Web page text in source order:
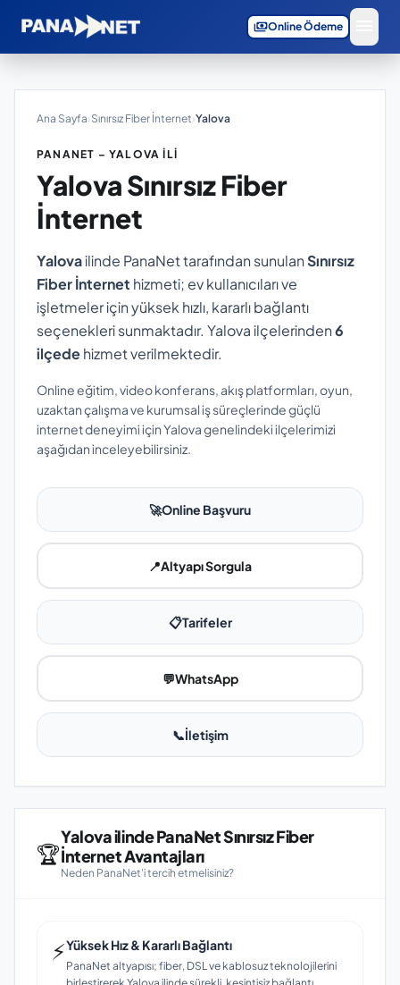
paymentsOnline Ödeme
Ana Sayfa›Sınırsız Fiber İnternet›Yalova
PANANET – YALOVA İLI
YalovaSınırsız Fiber
İnternet
Yalovailinde PanaNet tarafından sunulanSınırsız
Fiber İnternet hizmeti; ev kullanıcıları ve
işletmeler için yüksek hızlı, kararlı bağlantı
seçenekleri sunmaktadır. Yalova ilçelerinden6
ilçedehizmet verilmektedir.
Online eğitim, video konferans, akış platformları, oyun,
uzaktan çalışma ve kurumsal iş süreçlerinde güçlü
internet deneyimi için Yalova genelindeki ilçelerimizi
aşağıdan inceleyebilirsiniz.
🚀Online Başvuru
📍Altyapı Sorgula
📋Tarifeler
💬WhatsApp
📞İletişim
🏆
Yalova ilinde PanaNet Sınırsız Fiber
İnternet Avantajları
Neden PanaNet'i tercih etmelisiniz?
⚡Yüksek Hız & Kararlı Bağlantı
PanaNet altyapısı; fiber, DSL ve kablosuz teknolojilerini